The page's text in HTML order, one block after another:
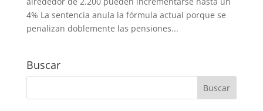
4% La sentencia anula la fórmula actual porque se
penalizan doblemente las pensiones...
Buscar